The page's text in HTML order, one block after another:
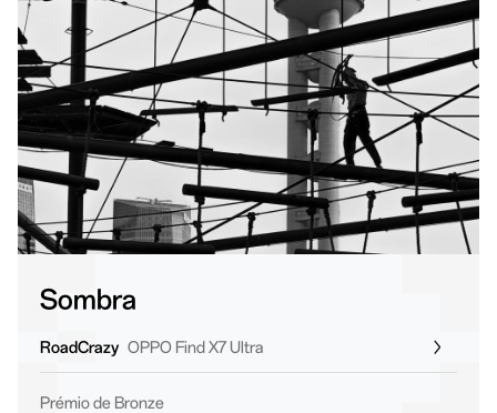
Sombra
RoadCrazy OPPO Find X7 Ultra
Prémio de Bronze